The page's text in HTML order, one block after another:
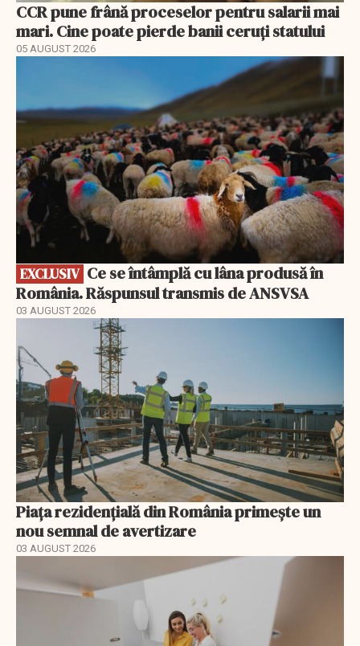
CCR pune frână proceselor pentru salarii mai
mari. Cine poate pierde banii ceruți statului
05 AUGUST 2026
EXCLUSIV
România. Răspunsul transmis de ANSVSA
03 AUGUST 2026
Piața rezidențială din România primește un
nou semnal de avertizare
03 AUGUST 2026